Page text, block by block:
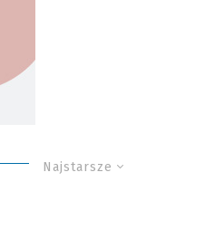
Najstarsze